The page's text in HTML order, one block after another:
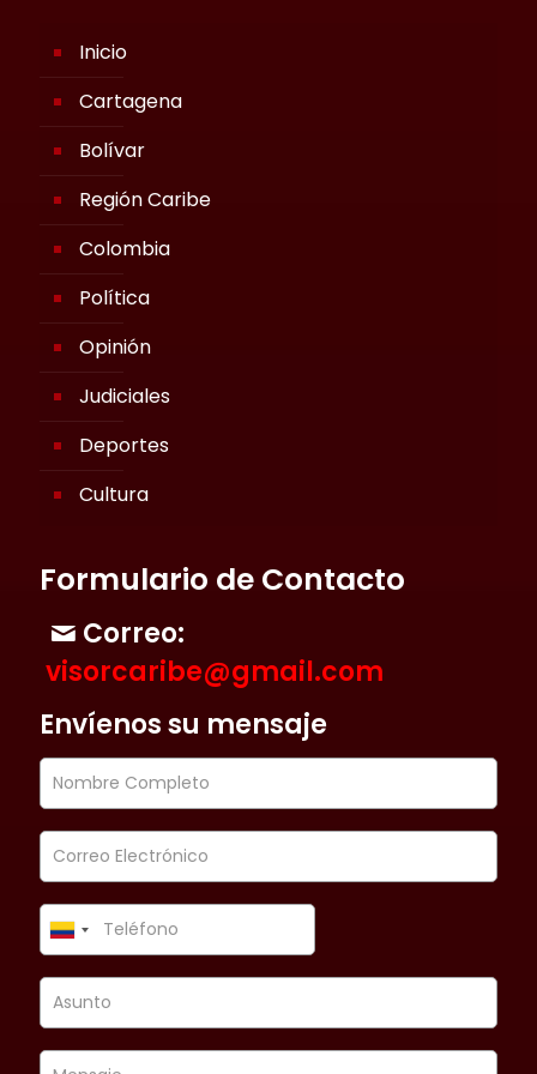
Inicio
Cartagena
Bolívar
Región Caribe
Colombia
Política
Opinión
Judiciales
Deportes
Cultura
Formulario de Contacto
Correo:
visorcaribe@gmail.com
Envíenos su mensaje